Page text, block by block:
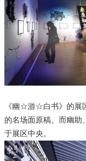
《幽☆游☆白书》的展
的名场面原稿。而幽助
于展区中央。